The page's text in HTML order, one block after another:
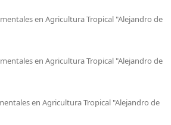
en Agricultura Tropical "Alejandro de
en Agricultura Tropical "Alejandro de
en Agricultura Tropical "Alejandro de